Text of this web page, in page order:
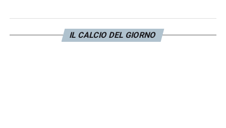
parliamo diStefano PelettidiCrema
IL CALCIO DEL GIORNO